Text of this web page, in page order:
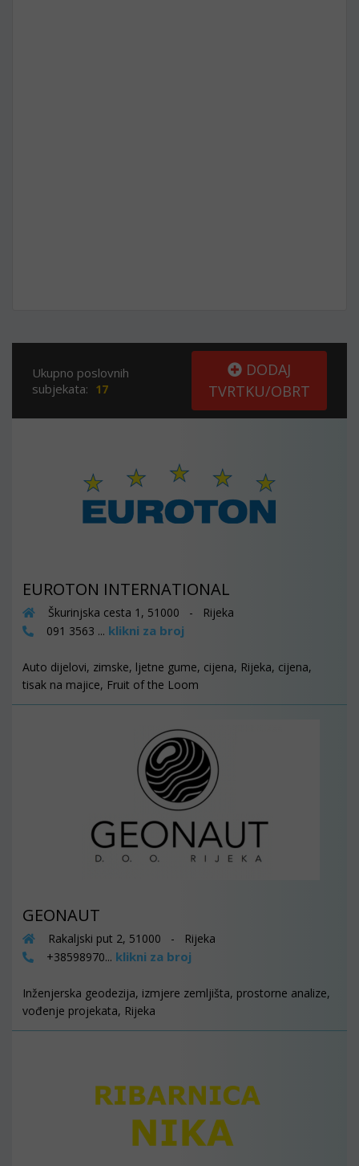
Ukupno poslovnih
subjekata: 17
DODAJ
TVRTKU/OBRT
EUROTON INTERNATIONAL
Škurinjska cesta 1, 51000 - Rijeka
091 3563 ... klikni za broj
Auto dijelovi, zimske, ljetne gume, cijena, Rijeka, cijena,
tisak na majice, Fruit of the Loom
GEONAUT
Rakaljski put 2, 51000 - Rijeka
+38598970... klikni za broj
Inženjerska geodezija, izmjere zemljišta, prostorne analize,
vođenje projekata, Rijeka